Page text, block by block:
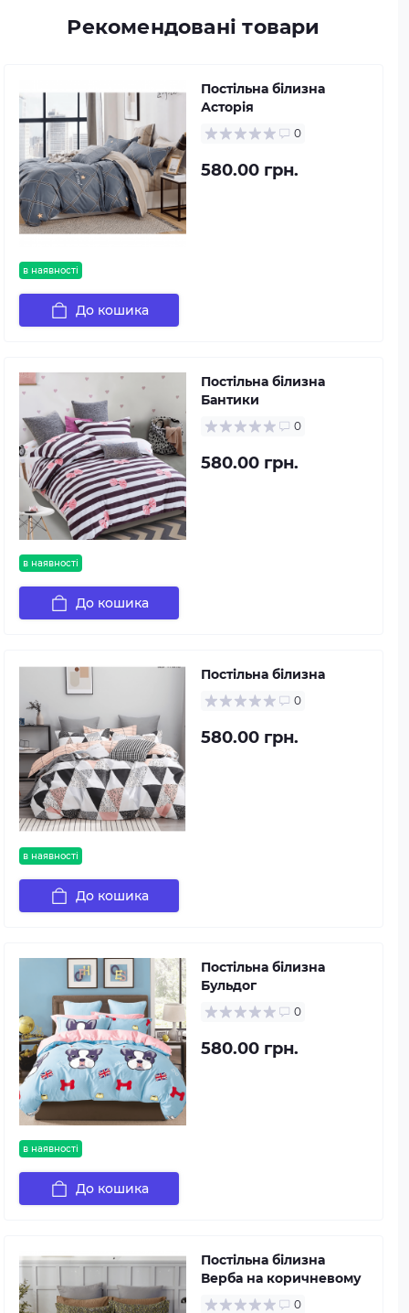
Рекомендовані товари
в наявності
Постільна білизна
Асторія
0
580.00 грн.
До кошика
в наявності
Постільна білизна
Бантики
0
580.00 грн.
До кошика
в наявності
Постільна білизна
0
580.00 грн.
До кошика
в наявності
Постільна білизна
Бульдог
0
580.00 грн.
До кошика
Постільна білизна
Верба на коричневому
0